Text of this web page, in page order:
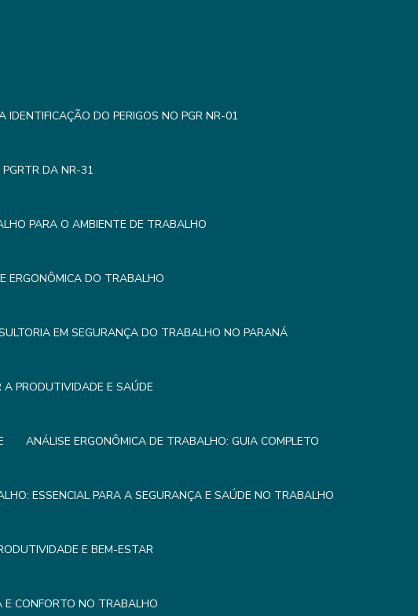
IDENTIFICAÇÃO DO PERIGOS NO PGR NR-01
DA NR-31
PARA O AMBIENTE DE TRABALHO
ERGONÔMICA DO TRABALHO
EM SEGURANÇA DO TRABALHO NO PARANÁ
PRODUTIVIDADE E SAÚDE
ANÁLISE ERGONÔMICA DE TRABALHO: GUIA COMPLETO
ESSENCIAL PARA A SEGURANÇA E SAÚDE NO TRABALHO
E BEM-ESTAR
E CONFORTO NO TRABALHO